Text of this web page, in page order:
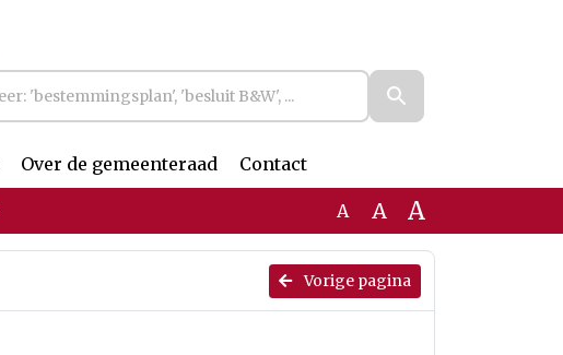
Over de gemeenteraad Contact
A A A
Vorige pagina